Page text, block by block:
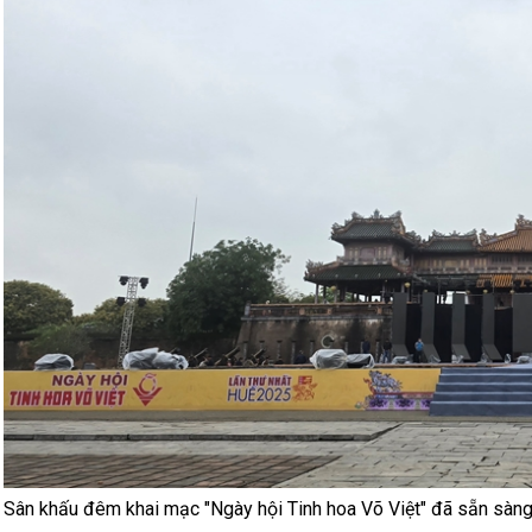
Sân khấu đêm khai mạc "Ngày hội Tinh hoa Võ Việt" đã sẵn